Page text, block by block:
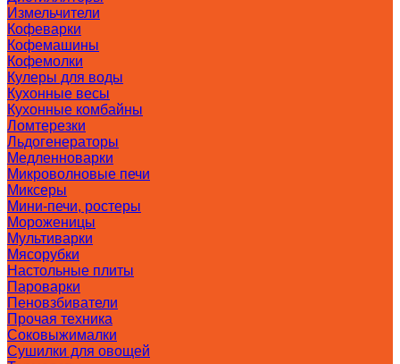
Измельчители
Кофеварки
Кофемашины
Кофемолки
Кулеры для воды
Кухонные весы
Кухонные комбайны
Ломтерезки
Льдогенераторы
Медленноварки
Микроволновые печи
Миксеры
Мини-печи, ростеры
Мороженицы
Мультиварки
Мясорубки
Настольные плиты
Пароварки
Пеновзбиватели
Прочая техника
Соковыжималки
Сушилки для овощей